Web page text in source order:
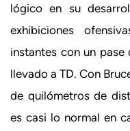
lógico en su
exhibiciones
instantes con un
llevado a TD. Con
de quilómetros de
es casi lo normal en